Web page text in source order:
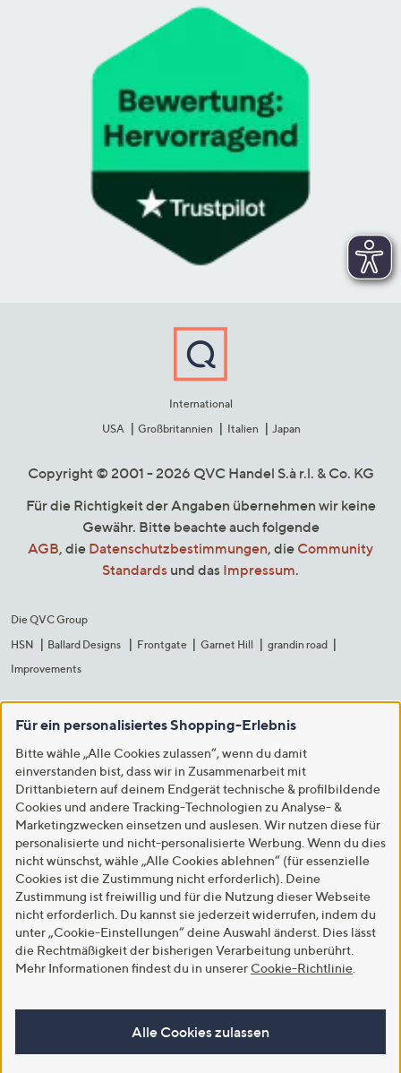
International
USA
Großbritannien Italien Japan
Copyright © 2001 - 2026 QVC Handel S.à r.l. & Co. KG
Für die Richtigkeit der Angaben übernehmen wir keine
Gewähr. Bitte beachte auch folgende
AGB, die Datenschutzbestimmungen, die Community
Standards und das Impressum.
Die QVC Group
HSN
Ballard Designs Frontgate Garnet Hill
grandin road
Improvements
Für ein personalisiertes Shopping-Erlebnis
Bitte wähle „Alle Cookies zulassen“, wenn du damit
einverstanden bist, dass wir in Zusammenarbeit mit
Drittanbietern auf deinem Endgerät technische & profilbildende
Cookies und andere Tracking-Technologien zu Analyse- &
Marketingzwecken einsetzen und auslesen. Wir nutzen diese für
personalisierte und nicht-personalisierte Werbung. Wenn du dies
nicht wünschst, wähle „Alle Cookies ablehnen“ (für essenzielle
Cookies ist die Zustimmung nicht erforderlich). Deine
Zustimmung ist freiwillig und für die Nutzung dieser Webseite
nicht erforderlich. Du kannst sie jederzeit widerrufen, indem du
unter „Cookie-Einstellungen“ deine Auswahl änderst. Dies lässt
die Rechtmäßigkeit der bisherigen Verarbeitung unberührt.
Mehr Informationen findest du in unserer Cookie-Richtlinie
Alle Cookies zulassen